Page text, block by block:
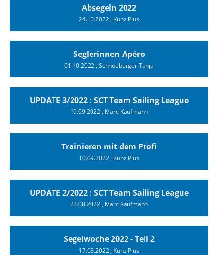
Absegeln 2022
24.10.2022, Kunz Pius
Seglerinnen-Apéro
01.10.2022, Schneeberger Tanja
UPDATE 3/2022 : SCT Team Sailing League
19.09.2022, Marc Kaufmann
Trainieren mit dem Profi
10.09.2022, Kunz Pius
UPDATE 2/2022 : SCT Team Sailing League
22.08.2022, Marc Kaufmann
Segelwoche 2022 - Teil 2
17.08.2022, Kunz Pius